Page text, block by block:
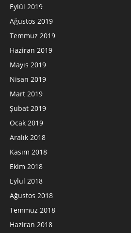
Eylül 2019
Ağustos 2019
Temmuz 2019
Haziran 2019
Mayıs 2019
Nisan 2019
Mart 2019
Şubat 2019
Ocak 2019
Aralık 2018
Kasım 2018
Ekim 2018
Eylül 2018
Ağustos 2018
Temmuz 2018
Haziran 2018